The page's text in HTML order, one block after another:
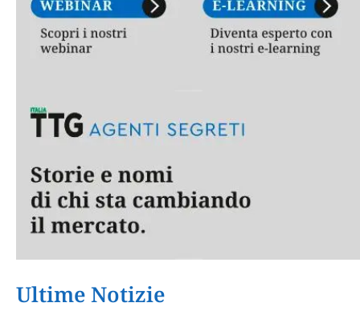
Ultime Notizie